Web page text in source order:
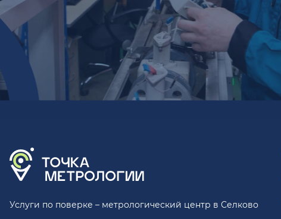
Услуги по поверке – метрологический центр в Селково